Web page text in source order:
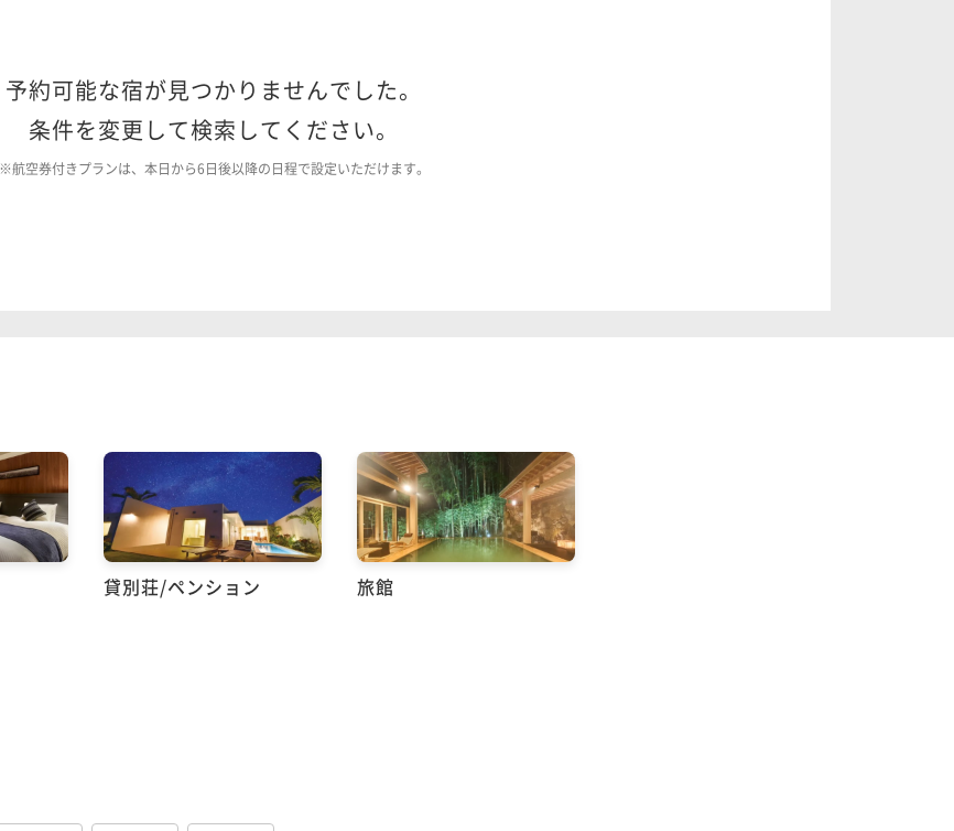
予約可能な宿が見つかりませんでした。
条件を変更して検索してください。
※航空券付きプランは、本日から6日後以降の日程で設定いただけます。
貸別荘/ペンション 旅館